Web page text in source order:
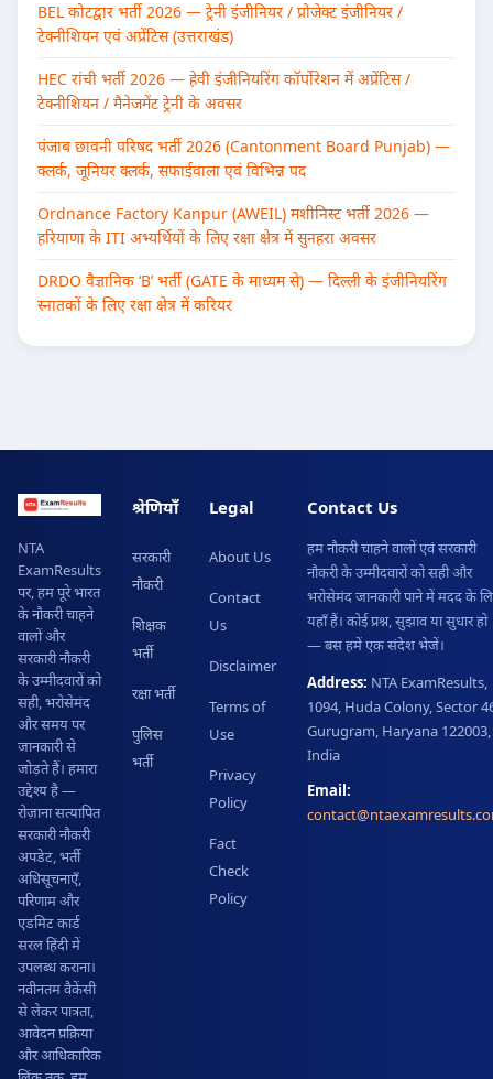
BEL कोटद्वार भर्ती 2026 — ट्रेनी इंजीनियर / प्रोजेक्ट इंजीनियर /
टेक्नीशियन एवं अप्रेंटिस (उत्तराखंड)
HEC रांची भर्ती 2026 — हेवी इंजीनियरिंग कॉर्पोरेशन में अप्रेंटिस /
टेक्नीशियन / मैनेजमेंट ट्रेनी के अवसर
पंजाब छावनी परिषद भर्ती 2026 (Cantonment Board Punjab) —
क्लर्क, जूनियर क्लर्क, सफाईवाला एवं विभिन्न पद
Ordnance Factory Kanpur (AWEIL) मशीनिस्ट भर्ती 2026 —
हरियाणा के ITI अभ्यर्थियों के लिए रक्षा क्षेत्र में सुनहरा अवसर
DRDO वैज्ञानिक ‘B’ भर्ती (GATE के माध्यम से) — दिल्ली के इंजीनियरिंग
स्नातकों के लिए रक्षा क्षेत्र में करियर
NTA
ExamResults
पर, हम पूरे भारत
के नौकरी चाहने
वालों और
सरकारी नौकरी
के उम्मीदवारों को
सही, भरोसेमंद
और समय पर
जानकारी से
जोड़ते हैं। हमारा
उद्देश्य है —
रोज़ाना सत्यापित
सरकारी नौकरी
अपडेट, भर्ती
अधिसूचनाएँ,
परिणाम और
एडमिट कार्ड
सरल हिंदी में
उपलब्ध कराना।
नवीनतम वैकेंसी
से लेकर पात्रता,
आवेदन प्रक्रिया
और आधिकारिक
श्रेणियाँ
सरकारी
नौकरी
शिक्षक
भर्ती
रक्षा भर्ती
पुलिस
भर्ती
Legal
About Us
Contact
Us
Disclaimer
Terms of
Use
Privacy
Policy
Fact
Check
Policy
Contact Us
हम नौकरी चाहने वालों एवं सरकारी
नौकरी के उम्मीदवारों को सही और
भरोसेमंद जानकारी पाने में मदद के
यहाँ हैं। कोई प्रश्न, सुझाव या सुधार हो
— बस हमें एक संदेश भेजें।
Address: NTA ExamResults,
1094, Huda Colony, Sector
Gurugram, Haryana 122003,
India
Email: